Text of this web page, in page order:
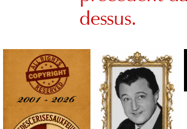
dessus.